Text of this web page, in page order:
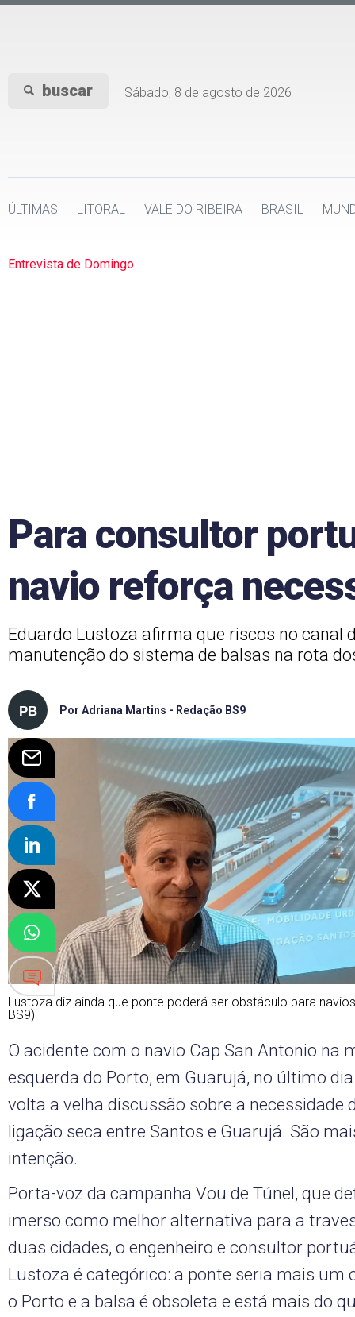
buscar Sábado, 8 de agosto de 2026
ÚLTIMAS LITORAL VALE DO RIBEIRA BRASIL
Entrevista de Domingo
Para consultor
navio reforça
Eduardo Lustoza afirma que riscos no canal
manutenção do sistema de balsas na rota
Por Adriana Martins - Redação BS9
Lustoza diz ainda que ponte poderá ser obstáculo para
BS9)
O acidente com o navio Cap San Antonio na
esquerda do Porto, em Guarujá, no último
volta a velha discussão sobre a necessidade
ligação seca entre Santos e Guarujá. São
intenção.
Porta-voz da campanha Vou de Túnel, que
imerso como melhor alternativa para a
duas cidades, o engenheiro e consultor
Lustoza é categórico: a ponte seria mais um
o Porto e a balsa é obsoleta e está mais do